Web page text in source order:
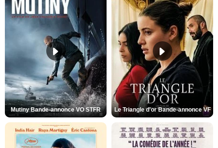
Mutiny Bande-annonce VO STFR Le Triangle d'or Bande-annonce VF